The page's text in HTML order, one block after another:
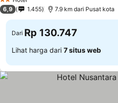
2 Bintang
6,9 1.455 7.9 km dari Pusat kota
Dari Rp 130.747
Lihat harga dari 7 situs web